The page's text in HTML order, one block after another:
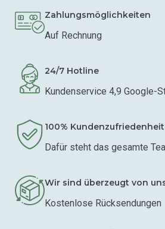
Zahlungsmöglichkeiten
Auf Rechnung
24/7 Hotline
Kundenservice 4,9 Google-
100% Kundenzufriedenheit
Dafür steht das gesamte
Wir sind überzeugt von
Kostenlose Rücksendungen